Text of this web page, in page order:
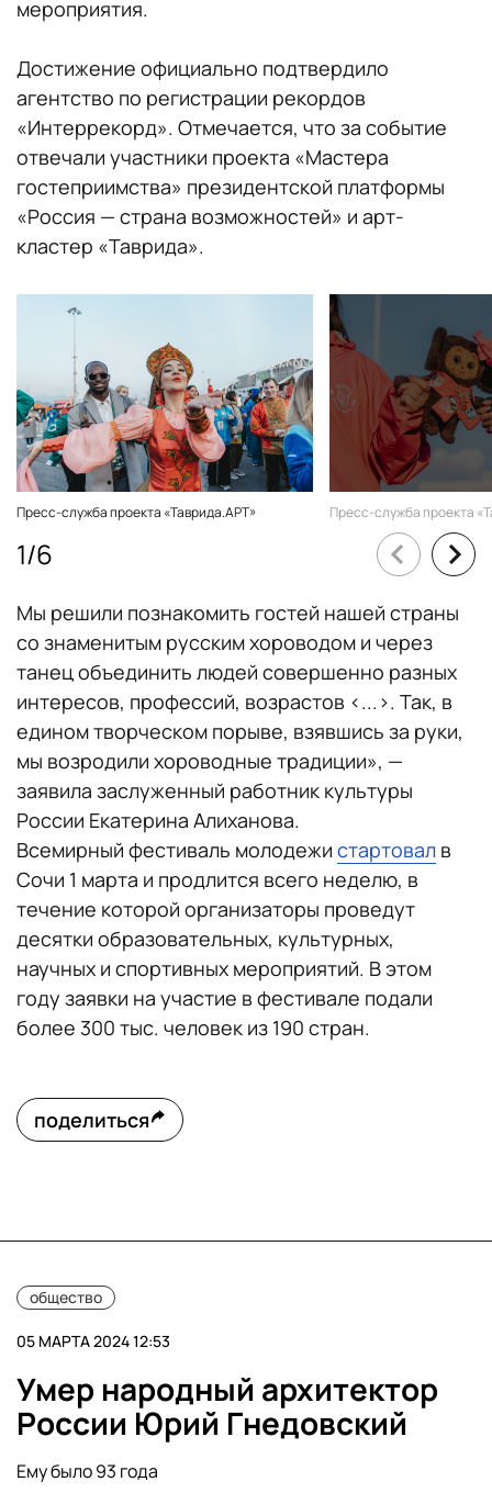
мероприятия.
Достижение официально подтвердило
агентство по регистрации рекордов
«Интеррекорд». Отмечается, что за событие
отвечали участники проекта «Мастера
гостеприимства» президентской платформы
«Россия — страна возможностей» и арт-
кластер «Таврида».
Пресс-служба проекта «Таврида.АРТ» Пресс-служба проекта
1/6
Мы решили познакомить гостей нашей страны
со знаменитым русским хороводом и через
танец объединить людей совершенно разных
интересов, профессий, возрастов <...>. Так, в
едином творческом порыве, взявшись за руки,
мы возродили хороводные традиции», —
заявила заслуженный работник культуры
России Екатерина Алиханова.
Всемирный фестиваль молодежи стартовал в
Сочи 1 марта и продлится всего неделю, в
течение которой организаторы проведут
десятки образовательных, культурных,
научных и спортивных мероприятий. В этом
году заявки на участие в фестивале подали
более 300 тыс. человек из 190 стран.
поделиться
общество
05 МАРТА 2024 12:53
Умер народный архитектор
России Юрий Гнедовский
Ему было 93 года